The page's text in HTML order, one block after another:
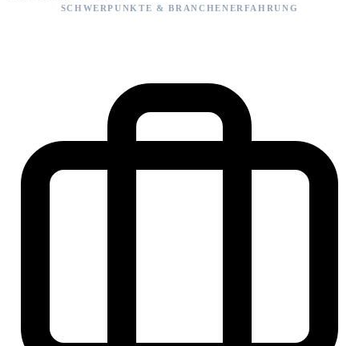
SCHWERPUNKTE & BRANCHENERFAHRUNG